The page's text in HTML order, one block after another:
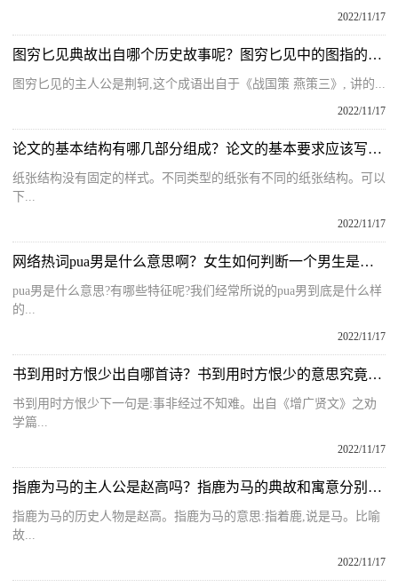
2022/11/17
图穷匕见典故出自哪个历史故事呢？图穷匕见中的图指的是什么呢？
图穷匕见的主人公是荆轲,这个成语出自于《战国策 燕策三》, 讲的...
2022/11/17
论文的基本结构有哪几部分组成？论文的基本要求应该写什么内容？
纸张结构没有固定的样式。不同类型的纸张有不同的纸张结构。可以
下...
2022/11/17
网络热词pua男是什么意思啊？女生如何判断一个男生是不是pua呢？
pua男是什么意思?有哪些特征呢?我们经常所说的pua男到底是什么样
的...
2022/11/17
书到用时方恨少出自哪首诗？书到用时方恨少的意思究竟是什么呢？
书到用时方恨少下一句是:事非经过不知难。出自《增广贤文》之劝
学篇...
2022/11/17
指鹿为马的主人公是赵高吗？指鹿为马的典故和寓意分别是什么呢？
指鹿为马的历史人物是赵高。指鹿为马的意思:指着鹿,说是马。比喻
故...
2022/11/17